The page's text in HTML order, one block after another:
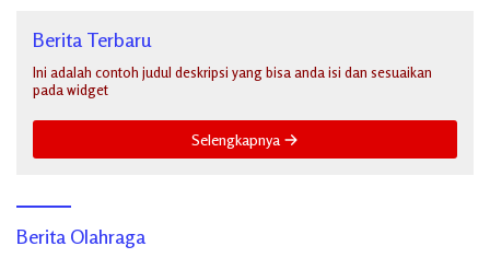
Berita Terbaru
Ini adalah contoh judul deskripsi yang bisa anda isi dan sesuaikan
pada widget
Selengkapnya
Berita Olahraga